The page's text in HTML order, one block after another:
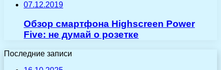
07.12.2019
Обзор смартфона Highscreen Power
Five: не думай о розетке
Последние записи